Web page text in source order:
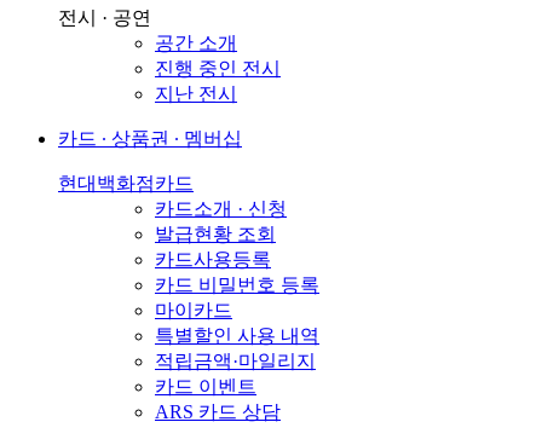
전시 · 공연
공간 소개
진행 중인 전시
지난 전시
카드 ∙ 상품권 ∙ 멤버십
현대백화점카드
카드소개 · 신청
발급현황 조회
카드사용등록
카드 비밀번호 등록
마이카드
특별할인 사용 내역
적립금액·마일리지
카드 이벤트
ARS 카드 상담